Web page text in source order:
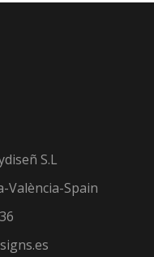
S.L
València-Spain